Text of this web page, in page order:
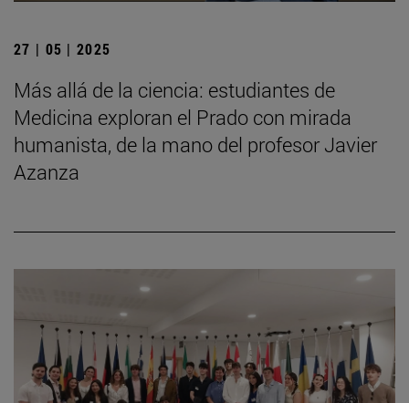
27 | 05 | 2025
Más allá de la ciencia: estudiantes de
Medicina exploran el Prado con mirada
humanista, de la mano del profesor Javier
Azanza